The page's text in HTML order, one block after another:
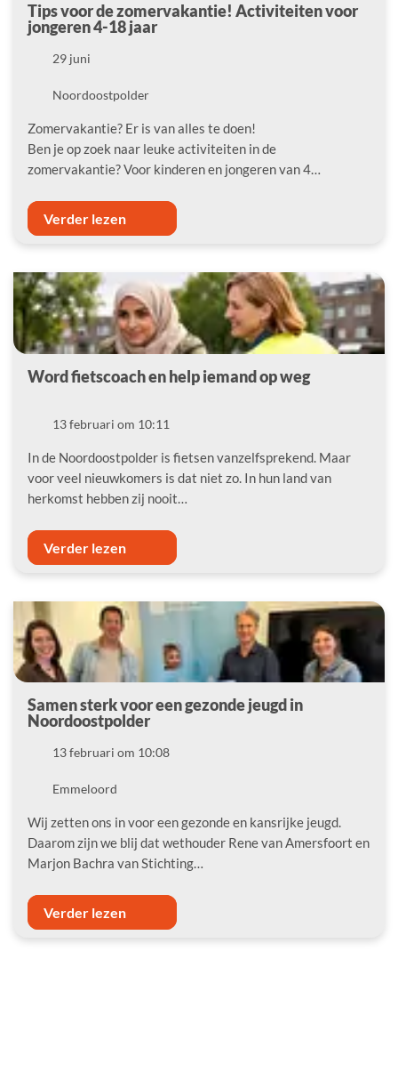
Tips voor de zomervakantie! Activiteiten voor
jongeren 4-18 jaar
Datum29 juni
LocatieNoordoostpolder
Zomervakantie? Er is van alles te doen!
Ben je op zoek naar leuke activiteiten in de
zomervakantie? Voor kinderen en jongeren van 4…
Verder lezen
Word fietscoach en help iemand op weg
Datum13 februari om 10:11
In de Noordoostpolder is fietsen vanzelfsprekend. Maar
voor veel nieuwkomers is dat niet zo. In hun land van
herkomst hebben zij nooit…
Verder lezen
Samen sterk voor een gezonde jeugd in
Noordoostpolder
Datum13 februari om 10:08
LocatieEmmeloord
Wij zetten ons in voor een gezonde en kansrijke jeugd.
Daarom zijn we blij dat wethouder Rene van Amersfoort en
Marjon Bachra van Stichting…
Verder lezen